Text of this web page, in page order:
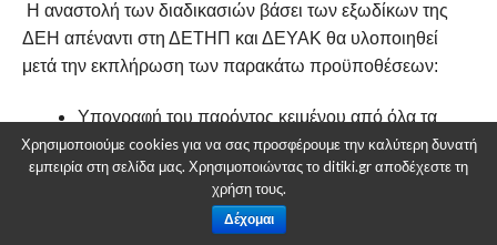
Η αναστολή των διαδικασιών βάσει των εξωδίκων της
ΔΕΗ απέναντι στη ΔΕΤΗΠ και ΔΕΥΑΚ θα υλοποιηθεί
μετά την εκπλήρωση των παρακάτω προϋποθέσεων:
Υπογραφή του παρόντος κειμένου από όλα τα
εμπλεκόμενα μέρη.
Υπογραφή όλων των Συμβάσεων παροχής
θερμικής ενέργειας. Πιο συγκεκριμένα: Α)
Σύμβαση παροχής Θ.Ε μεταξύ ΔΕΗ και ΔΕΤΗΠ
για το μεταβατικό διάστημα, Β) Τροποποίηση
Χρησιμοποιούμε cookies για να σας προσφέρουμε την καλύτερη δυνατή
εμπειρία στη σελίδα μας. Χρησιμοποιώντας το ditiki.gr αποδέχεστε τη
χρήση τους.
Δέχομαι